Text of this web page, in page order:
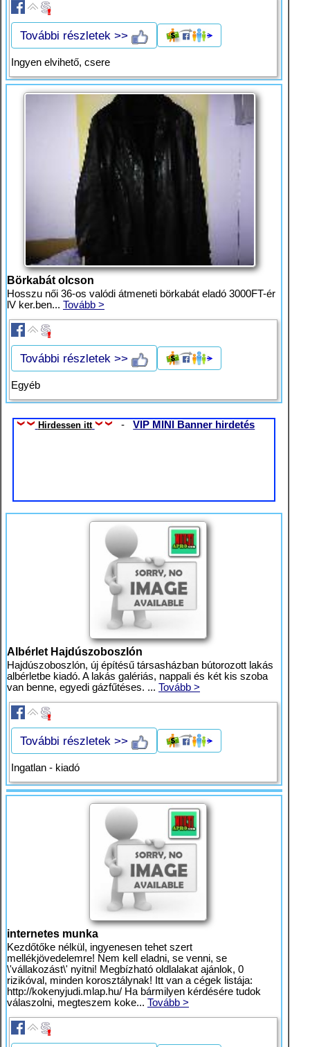
További részletek >>
Ingyen elvihető, csere
Börkabát olcson
Hosszu női 36-os valódi átmeneti börkabát eladó 3000FT-ér
lV ker.ben... Tovább >
További részletek >>
Egyéb
Hirdessen itt -VIP MINI Banner hirdetés
Albérlet Hajdúszoboszlón
Hajdúszoboszlón, új építésű társasházban bútorozott lakás
albérletbe kiadó. A lakás galériás, nappali és két kis szoba
van benne, egyedi gázfűtéses. ... Tovább >
További részletek >>
Ingatlan - kiadó
internetes munka
Kezdőtőke nélkül, ingyenesen tehet szert
mellékjövedelemre! Nem kell eladni, se venni, se
\'vállakozást\' nyitni! Megbízható oldlalakat ajánlok, 0
rizikóval, minden korosztálynak! Itt van a cégek listája:
http://kokenyjudi.mlap.hu/ Ha bármilyen kérdésére tudok
válaszolni, megteszem koke... Tovább >